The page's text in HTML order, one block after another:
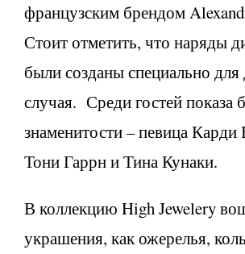
французским брендом
Стоит отметить, что наряды
были созданы специально для
случая. Среди гостей показа
знаменитости – певицаКарди
Тони Гаррн и Тина Кунаки.
В коллекцию High Jewelery
украшения, какожерелья,